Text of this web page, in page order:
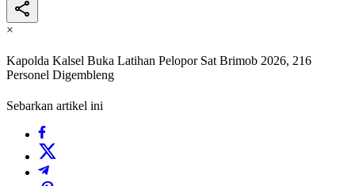
×
Kapolda Kalsel Buka Latihan Pelopor Sat Brimob 2026, 216
Personel Digembleng
Sebarkan artikel ini